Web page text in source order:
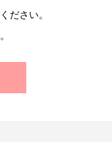
ださい。